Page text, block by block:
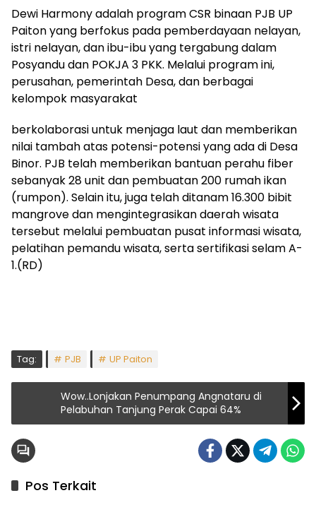
Dewi Harmony adalah program CSR binaan PJB UP
Paiton yang berfokus pada pemberdayaan nelayan,
istri nelayan, dan ibu-ibu yang tergabung dalam
Posyandu dan POKJA 3 PKK. Melalui program ini,
perusahan, pemerintah Desa, dan berbagai
kelompok masyarakat
berkolaborasi untuk menjaga laut dan memberikan
nilai tambah atas potensi-potensi yang ada di Desa
Binor. PJB telah memberikan bantuan perahu fiber
sebanyak 28 unit dan pembuatan 200 rumah ikan
(rumpon). Selain itu, juga telah ditanam 16.300 bibit
mangrove dan mengintegrasikan daerah wisata
tersebut melalui pembuatan pusat informasi wisata,
pelatihan pemandu wisata, serta sertifikasi selam A-
1.(RD)
Tag: PJB UP Paiton
Wow..Lonjakan Penumpang Angnataru di
Pelabuhan Tanjung Perak Capai 64%
Pos Terkait